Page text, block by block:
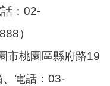
：02-
）
市桃園區縣府路19
電話：03-